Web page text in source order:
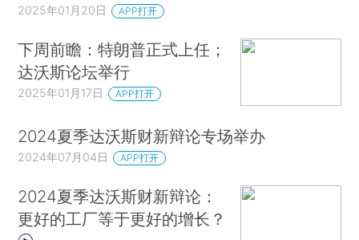
2025年01月20日 APP打开
下周前瞻：特朗普正式上任；
达沃斯论坛举行
2025年01月17日 APP打开
2024夏季达沃斯财新辩论专场举办
2024年07月04日 APP打开
2024夏季达沃斯财新辩论：
更好的工厂等于更好的增长？